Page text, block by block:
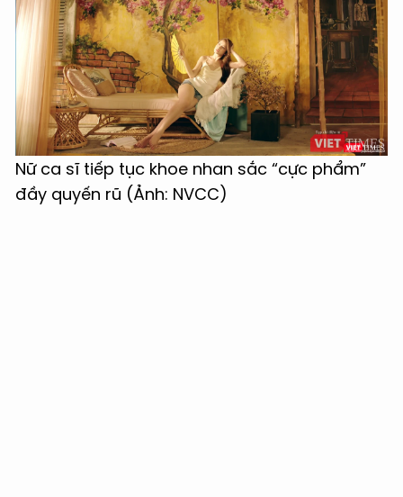
Nữ ca sĩ tiếp tục khoe nhan sắc “cực phẩm”
đầy quyến rũ (Ảnh: NVCC)